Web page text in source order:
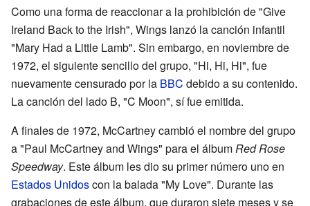
Como una forma de reaccionar a la prohibición de "Give
Ireland Back to the Irish", Wings lanzó la canción infantil
"Mary Had a Little Lamb". Sin embargo, en noviembre de
1972, el siguiente sencillo del grupo, "Hi, Hi, Hi", fue
nuevamente censurado por la BBC debido a su contenido.
La canción del lado B, "C Moon", sí fue emitida.
A finales de 1972, McCartney cambió el nombre del grupo
a "Paul McCartney and Wings" para el álbumRed Rose
Speedway. Este álbum les dio su primer número uno en
Estados Unidoscon la balada "My Love". Durante las
grabaciones de este álbum, que duraron siete meses y se